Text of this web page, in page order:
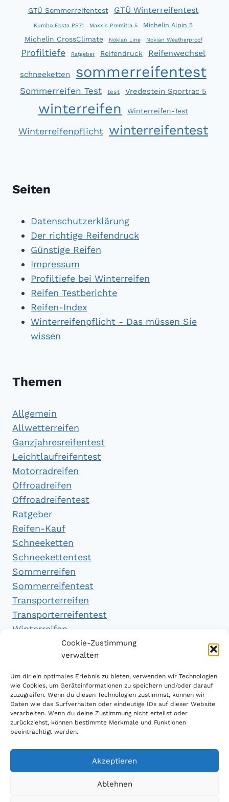
Cookie-Zustimmung
verwalten
Um dir ein optimales Erlebnis zu bieten, verwenden wir Technologien
wie Cookies, um Geräteinformationen zu speichern und/oder darauf
zuzugreifen. Wenn du diesen Technologien zustimmst, können wir
Daten wie das Surfverhalten oder eindeutige IDs auf dieser Website
verarbeiten. Wenn du deine Zustimmung nicht erteilst oder
zurückziehst, können bestimmte Merkmale und Funktionen
beeinträchtigt werden.
Akzeptieren
Ablehnen
GTÜ Sommerreifentest GTÜ Winterreifentest
Kumho Ecsta PS71 Maxxis Premitra 5 Michelin Alpin 5
Michelin CrossClimate Nokian Line Nokian Weatherproof
Profiltiefe Ratgeber Reifendruck Reifenwechsel
schneeketten sommerreifentest
Sommerreifen Test test Vredestein Sportrac 5
winterreifen Winterreifen-Test
Winterreifenpflicht winterreifentest
Seiten
Datenschutzerklärung
Der richtige Reifendruck
Günstige Reifen
Impressum
Profiltiefe bei Winterreifen
Reifen Testberichte
Reifen-Index
Winterreifenpflicht - Das müssen Sie
wissen
Themen
Allgemein
Allwetterreifen
Ganzjahresreifentest
Leichtlaufreifentest
Motorradreifen
Offroadreifen
Offroadreifentest
Ratgeber
Reifen-Kauf
Schneeketten
Schneekettentest
Sommerreifen
Sommerreifentest
Transporterreifen
Transporterreifentest
Winterreifen
Winterreifentest
Empfehlungen
Handytarifvergleich
Luftsport Magazin